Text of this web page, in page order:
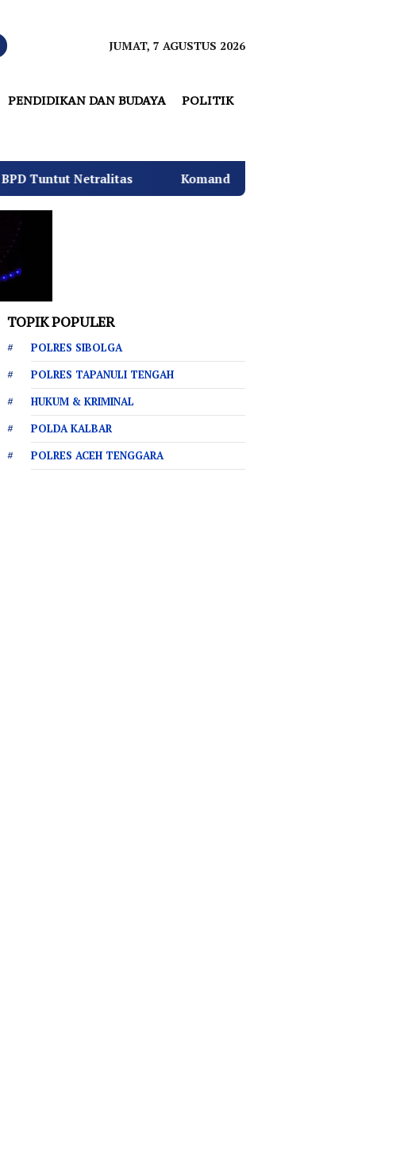
JUMAT, 7 AGUSTUS 2026
PENDIDIKAN DAN BUDAYA POLITIK
Komando Angkatan Laut I Beri Warna Baru Ciptakan
TOPIK POPULER
POLRES SIBOLGA
POLRES TAPANULI TENGAH
HUKUM & KRIMINAL
POLDA KALBAR
POLRES ACEH TENGGARA